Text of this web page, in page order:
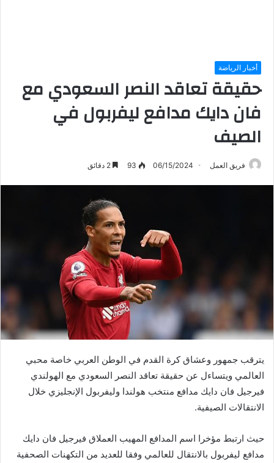
أخبار الرياضة
حقيقة تعاقد النصر السعودي مع
فان دايك مدافع ليفربول في
الصيف
فريق العمل 06/15/2024
93
يترقب جمهور وعشاق كرة القدم في الوطن العربي خاصة محبي
العالمي ويتساءل عن حقيقة تعاقد النصر السعودي مع الهولندي
فيرجيل فان دايك مدافع منتخب هولندا وليفربول الإنجليزي خلال
الانتقالات الصيفية.
حيث ارتبط مؤخرا اسم المدافع المهيب العملاق فيرجيل فان دايك
مدافع ليفربول بالانتقال للعالمي وفقا للعديد من التكهنات الصحفية